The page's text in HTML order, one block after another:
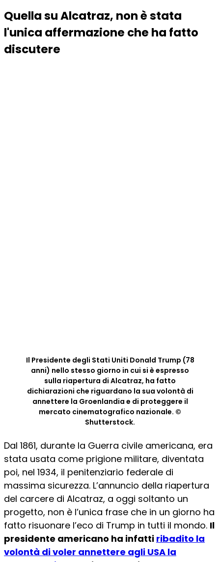
Quella su Alcatraz, non è stata
l'unica affermazione che ha fatto
discutere
Il Presidente degli Stati Uniti Donald Trump (78
anni) nello stesso giorno in cui si è espresso
sulla riapertura di Alcatraz, ha fatto
dichiarazioni che riguardano la sua volontà di
annettere la Groenlandia e di proteggere il
mercato cinematografico nazionale. ©
Shutterstock.
Dal 1861, durante la Guerra civile americana, era
stata usata come prigione militare, diventata
poi, nel 1934, il penitenziario federale di
massima sicurezza. L’annuncio della riapertura
del carcere di Alcatraz, a oggi soltanto un
progetto, non è l’unica frase che in un giorno ha
fatto risuonare l’eco di Trump in tutti il mondo. Il
presidente americano ha infatti ribadito la
volontà di voler annettere agli USA la